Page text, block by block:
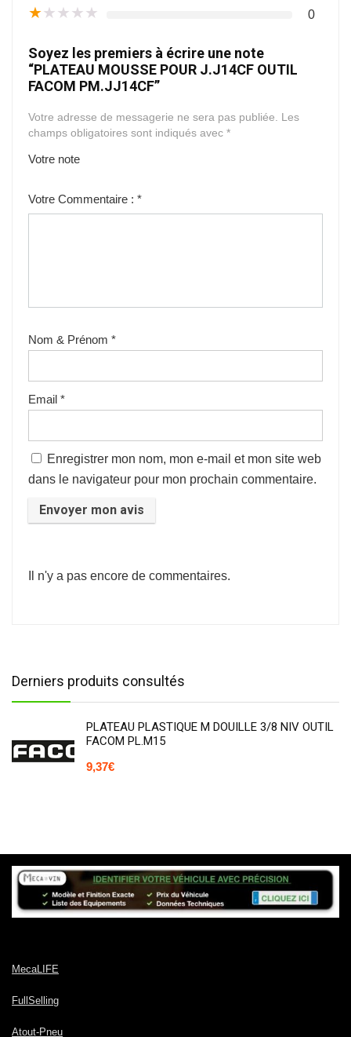
★★★★★ 0
Soyez les premiers à écrire une note
“PLATEAU MOUSSE POUR J.J14CF OUTIL
FACOM PM.JJ14CF”
Votre adresse de messagerie ne sera pas publiée. Les
champs obligatoires sont indiqués avec *
Votre note
Votre Commentaire : *
Nom & Prénom *
Email *
Enregistrer mon nom, mon e-mail et mon site web
dans le navigateur pour mon prochain commentaire.
Il n'y a pas encore de commentaires.
Derniers produits consultés
PLATEAU PLASTIQUE M DOUILLE 3/8 NIV OUTIL
FACOM PL.M15
9,37€
MecaLIFE
FullSelling
Atout-Pneu